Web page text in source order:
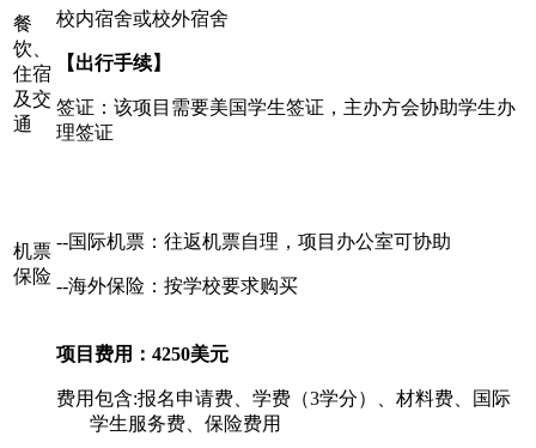
餐
饮、
住宿
及交
通
校内宿舍或校外宿舍
【出行手续】
签证：该项目需要美国学生签证，主办方会协助学生办
理签证
机票
保险
--国际机票：往返机票自理，项目办公室可协助
--海外保险：按学校要求购买
项目费用： 4250美元
费用包含:报名申请费、学费（3学分）、材料费、国际
学生服务费、保险费用